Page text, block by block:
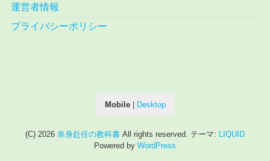
運営者情報
プライバシーポリシー
Mobile| Desktop
(C) 2026 単身赴任の教科書 All rights reserved. テーマ:
LIQUID
Powered by WordPress